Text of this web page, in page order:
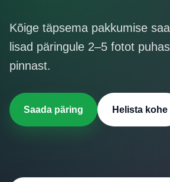
Galerii
Hinnakiri
Kontakt
Kõige täpsema pakkumise
lisad päringule 2–5 fotot
pinnast.
Saada päring Helista kohe